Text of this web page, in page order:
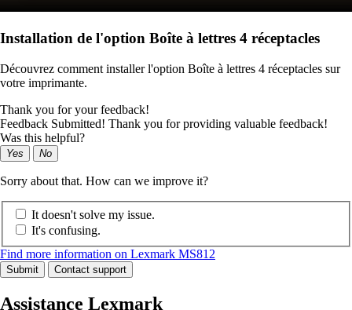
Installation de l'option Boîte à lettres 4 réceptacles
Découvrez comment installer l'option Boîte à lettres 4 réceptacles sur
votre imprimante.
Thank you for your feedback!
Feedback Submitted! Thank you for providing valuable feedback!
Was this helpful?
Yes No
Sorry about that. How can we improve it?
It doesn't solve my issue.
It's confusing.
Find more information on Lexmark MS812
Submit Contact support
Assistance Lexmark